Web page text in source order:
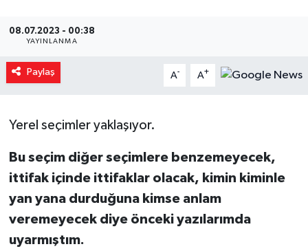
08.07.2023 - 00:38
YAYINLANMA
Paylaş A- A+
Yerel seçimler yaklaşıyor.
Bu seçim diğer seçimlere benzemeyecek,
ittifak içinde ittifaklar olacak, kimin kiminle
yan yana durduğuna kimse anlam
veremeyecek diye önceki yazılarımda
uyarmıştım.
Yaşam
Resmi ilanlar